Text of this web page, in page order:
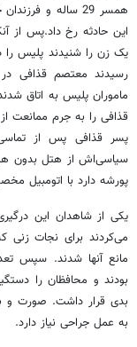
همسر 29 ساله و
یک زن را شنیدند پلیس را
رسیدند معتصم قذافی
قذافی را به جرم ممانعت
پسر قذافی پس از
سیاسی‌اش از هتل بدون
پورشه دارد با اتومبیل
یکی از شاهدان این
می‌کردند برای نجات زنی
مانع آنها شدند. سپس
بودند و محافظان را
بدی قرار داشت. صورت و
به عمل جراحی نیاز دارد.